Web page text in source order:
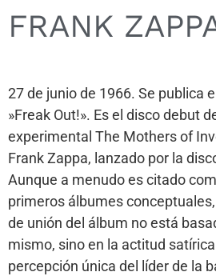
FRANK
27 de junio de 1966. Se publica
»Freak Out!». Es el disco debut
experimental The Mothers of
Frank Zappa, lanzado por la
Aunque a menudo es citado
primeros álbumes
de unión del álbum no está
mismo, sino en la actitud
percepción única del líder de la